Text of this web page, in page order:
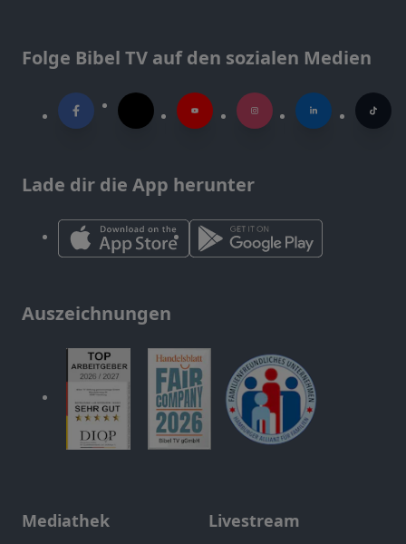
Folge Bibel TV auf den sozialen Medien
Lade dir die App herunter
Auszeichnungen
Mediathek Livestream